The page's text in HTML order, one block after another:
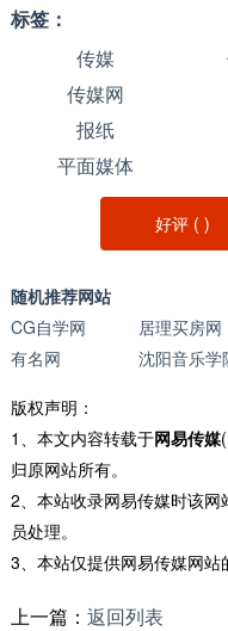
标签：
传媒
传媒网
报纸
平面媒体
好评 ()
随机推荐网站
CG自学网
居理买房网
有名网
沈阳音乐学
版权声明：
1、本文内容转载于网易传媒
归原网站所有。
2、本站收录网易传媒时该
员处理。
3、本站仅提供网易传媒网站
上一篇： 返回列表